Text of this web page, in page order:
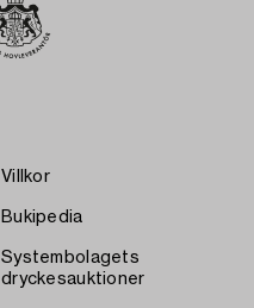
Villkor
Bukipedia
Systembolagets
dryckesauktioner